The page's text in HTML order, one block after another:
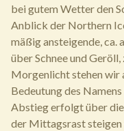
bei gutem Wetter den
Anblick der Northern
mäßig ansteigende, ca.
über Schnee und
Morgenlicht stehen wir
Bedeutung des
Abstieg erfolgt über
der Mittagsrast steigen